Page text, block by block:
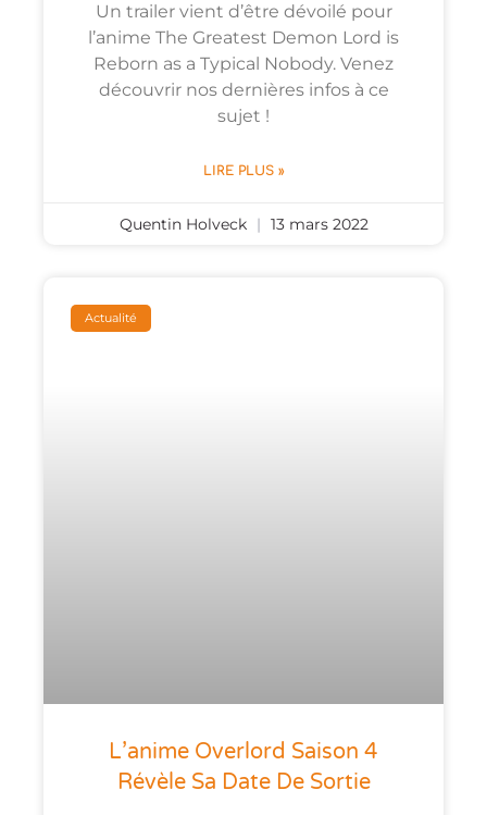
Un trailer vient d’être dévoilé pour
l’anime The Greatest Demon Lord is
Reborn as a Typical Nobody. Venez
découvrir nos dernières infos à ce
sujet !
LIRE PLUS »
Quentin Holveck 13 mars 2022
Actualité
L’anime Overlord Saison 4
Révèle Sa Date De Sortie